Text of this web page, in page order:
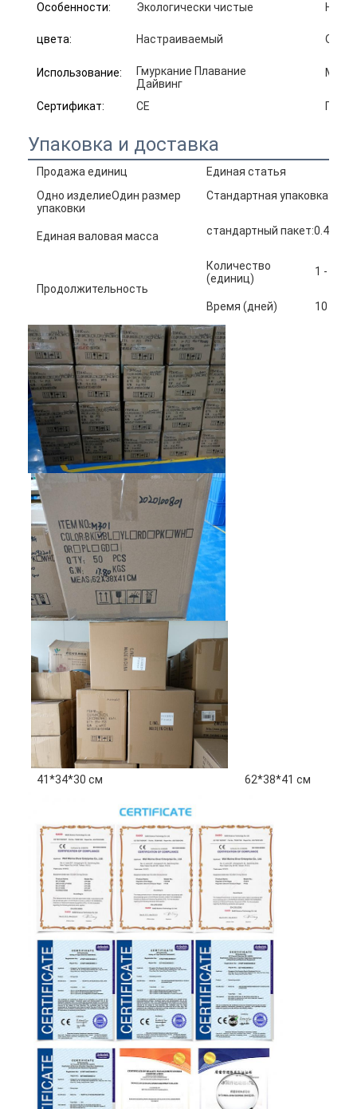
Особенности: Экологически чистые Н.У.:
цвета: Настраиваемый
Использование:
Гмуркание Плавание
Дайвинг
Сертификат: CE
Упаковка и доставка
Продажа единиц
Единая статья
Одно изделиеОдин размер
упаковки
Стандартная упаковка:
Единая валовая масса стандартный пакет:0.45 кг
Продолжительность
Количество
(единиц)
1 - 100
Время (дней) 10
41*34*30 см 62*38*41 см